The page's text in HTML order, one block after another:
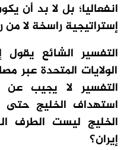
انفعاليا؛ بل لا بد أن
إستراتيجية راسخة لا
التفسير الشائع
الولايات المتحدة عبر
التفسير لا يجيب عن
استهداف الخليج
الخليج ليست الطرف
إيران؟